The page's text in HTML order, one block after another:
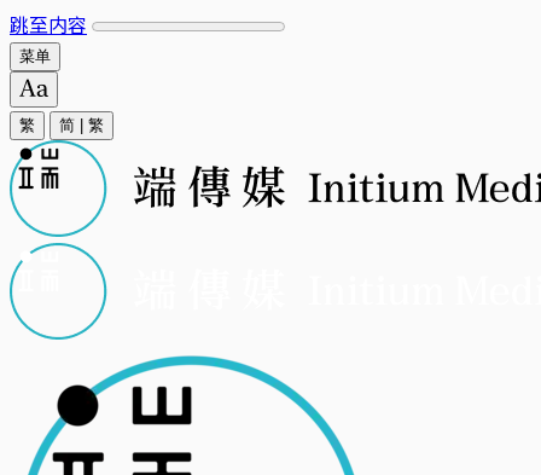
跳至内容
菜单
繁 简 繁